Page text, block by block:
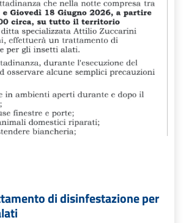
di disinfestazione per